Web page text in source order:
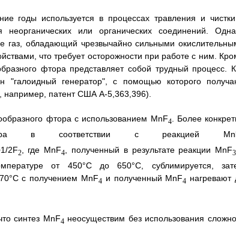
годы используется в процессах травления и
или органических соединений.
газ, обладающий чрезвычайно сильными
что требует осторожности при работе с ним.
фтора представляет собой трудный процесс.
"галоидный генератор", с помощью которого
например, патент США А-5,363,396).
фтора с использованием MnF4. Более
в соответствии с реакцией
2F2, где MnF4 , полученный в результате реакции MnF3
от 450°С до 650°С, сублимируется,
с получением MnF4 и полученный MnF4 нагревают
синтез MnF4 неосуществим без использования